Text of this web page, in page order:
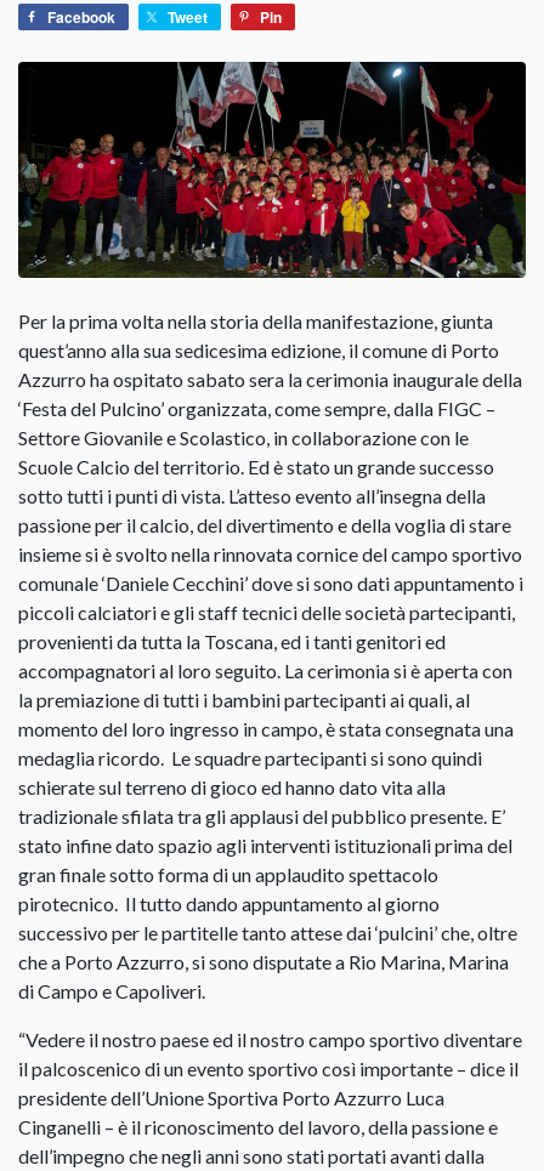
Facebook Tweet Pin
Per la prima volta nella storia della manifestazione, giunta
quest’anno alla sua sedicesima edizione, il comune di Porto
Azzurro ha ospitato sabato sera la cerimonia inaugurale della
‘Festa del Pulcino’ organizzata, come sempre, dalla FIGC –
Settore Giovanile e Scolastico, in collaborazione con le
Scuole Calcio del territorio. Ed è stato un grande successo
sotto tutti i punti di vista. L’atteso evento all’insegna della
passione per il calcio, del divertimento e della voglia di stare
insieme si è svolto nella rinnovata cornice del campo sportivo
comunale ‘Daniele Cecchini’ dove si sono dati appuntamento i
piccoli calciatori e gli staff tecnici delle società partecipanti,
provenienti da tutta la Toscana, ed i tanti genitori ed
accompagnatori al loro seguito. La cerimonia si è aperta con
la premiazione di tutti i bambini partecipanti ai quali, al
momento del loro ingresso in campo, è stata consegnata una
medaglia ricordo. Le squadre partecipanti si sono quindi
schierate sul terreno di gioco ed hanno dato vita alla
tradizionale sfilata tra gli applausi del pubblico presente. E’
stato infine dato spazio agli interventi istituzionali prima del
gran finale sotto forma di un applaudito spettacolo
pirotecnico. Il tutto dando appuntamento al giorno
successivo per le partitelle tanto attese dai ‘pulcini’ che, oltre
che a Porto Azzurro, si sono disputate a Rio Marina, Marina
di Campo e Capoliveri.
“Vedere il nostro paese ed il nostro campo sportivo diventare
il palcoscenico di un evento sportivo così importante – dice il
presidente dell’Unione Sportiva Porto Azzurro Luca
Cinganelli – è il riconoscimento del lavoro, della passione e
dell’impegno che negli anni sono stati portati avanti dalla